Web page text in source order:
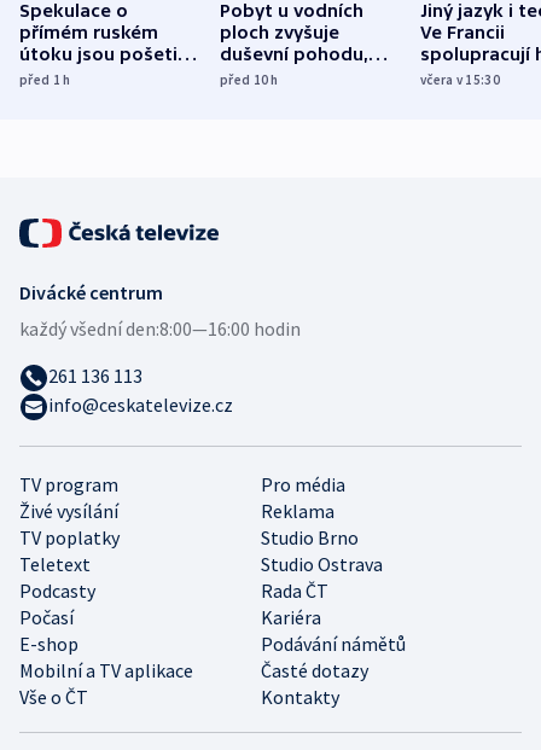
Spekulace o
přímém ruském
útoku jsou pošetilé,
míní estonský
před 1h
Pobyt u vodních
ploch zvyšuje
duševní pohodu,
ukázala
před 10h
Jiný jazyk i
Ve Francii
spolupracují
různých zemí
včera v 15:30
TV program
Pro média
Živé vysílání
Reklama
TV poplatky
Studio Brno
Teletext
Studio Ostrava
Podcasty
Rada ČT
Počasí
Kariéra
E-shop
Podávání námětů
Mobilní a TV aplikace
Časté dotazy
Vše o ČT
Kontakty
Divácké centrum
každý všední den:8:00—16:00 hodin
261 136 113
info@ceskatelevize.cz